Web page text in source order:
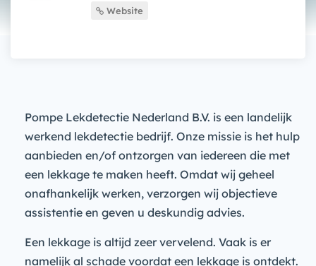
Website
Pompe Lekdetectie Nederland B.V. is een landelijk
werkend lekdetectie bedrijf. Onze missie is het hulp
aanbieden en/of ontzorgen van iedereen die met
een lekkage te maken heeft. Omdat wij geheel
onafhankelijk werken, verzorgen wij objectieve
assistentie en geven u deskundig advies.
Een lekkage is altijd zeer vervelend. Vaak is er
namelijk al schade voordat een lekkage is ontdekt.